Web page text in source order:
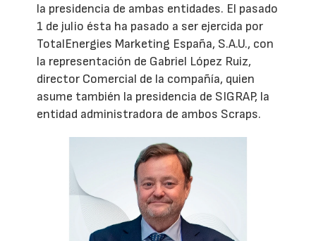
la presidencia de ambas entidades. El pasado
1 de julio ésta ha pasado a ser ejercida por
TotalEnergies Marketing España, S.A.U., con
la representación de Gabriel López Ruiz,
director Comercial de la compañía, quien
asume también la presidencia de SIGRAP, la
entidad administradora de ambos Scraps.